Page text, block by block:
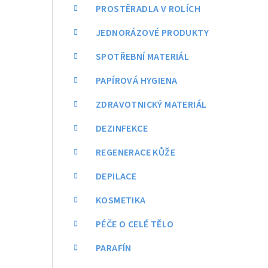
PROSTĚRADLA V ROLÍCH
JEDNORÁZOVÉ PRODUKTY
SPOTŘEBNÍ MATERIÁL
PAPÍROVÁ HYGIENA
ZDRAVOTNICKÝ MATERIÁL
DEZINFEKCE
REGENERACE KŮŽE
DEPILACE
KOSMETIKA
PÉČE O CELÉ TĚLO
PARAFÍN